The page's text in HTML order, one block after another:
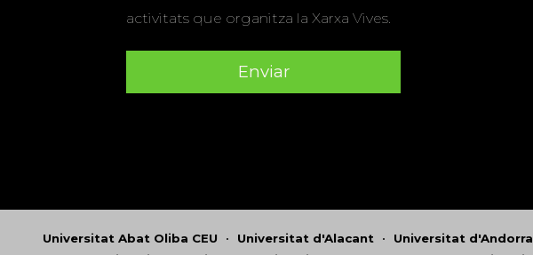
activitats que organitza la Xarxa Vives.
Universitat Abat Oliba CEU • Universitat d'Alacant • Universitat d'Andorra